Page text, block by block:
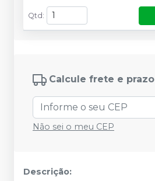
Qtd :
Calcule frete e prazo
Não sei o meu CEP
Descrição: